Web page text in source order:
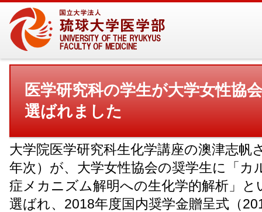
医学研究科の学生が大学女性協
選ばれました
大学院医学研究科生化学講座の澳津志帆
年次）が、大学女性協会の奨学生に「カ
症メカニズム解明への生化学的解析」
選ばれ、2018年度国内奨学金贈呈式（